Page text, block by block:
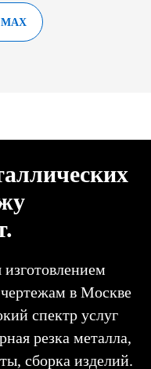
MAX
в Москве
спектр услуг
резка металла,
сборка изделий.